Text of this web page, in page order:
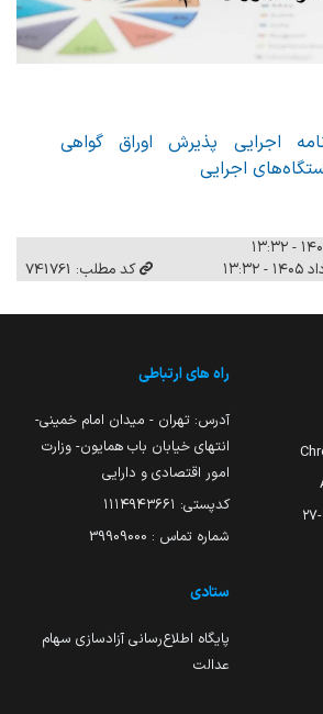
اجرایی پذیرش اوراق گواهی
اجرایی
کد مطلب: 741761
راه های ارتباطی
آدرس: تهران - میدان امام خمینی-
انتهای خیابان باب همایون- وزارت
امور اقتصادی و دارایی
کدپستی: ۱۱۱۴۹۴۳۶۶۱
شماره تماس : 39909000
ستادی
پایگاه اطلاع‌رسانی آزادسازی سهام
عدالت